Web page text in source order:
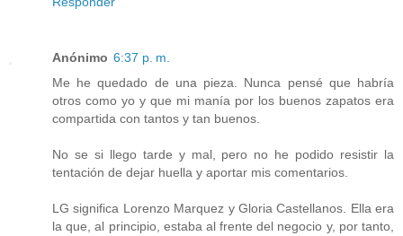
Anónimo 6:37 p. m.
Me he quedado de una pieza. Nunca pensé que habría
otros como yo y que mi manía por los buenos zapatos era
compartida con tantos y tan buenos.
No se si llego tarde y mal, pero no he podido resistir la
tentación de dejar huella y aportar mis comentarios.
LG significa Lorenzo Marquez y Gloria Castellanos. Ella era
la que, al principio, estaba al frente del negocio y, por tanto,